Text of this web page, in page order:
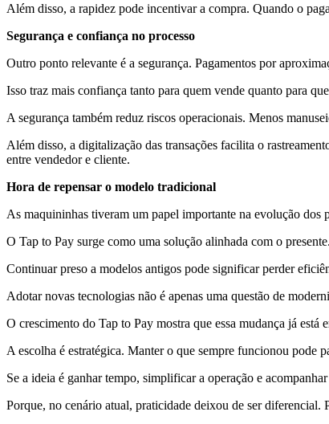
Além disso, a rapidez pode incentivar a compra. Quando o
Segurança e confiança no processo
Outro ponto relevante é a segurança. Pagamentos por
Isso traz mais confiança tanto para quem vende quanto para
A segurança também reduz riscos operacionais. Menos
Além disso, a digitalização das transações facilita o
entre vendedor e cliente.
Hora de repensar o modelo tradicional
As maquininhas tiveram um papel importante na evolução dos
O Tap to Pay surge como uma solução alinhada com o
Continuar preso a modelos antigos pode significar perder
Adotar novas tecnologias não é apenas uma questão de
O crescimento do Tap to Pay mostra que essa mudança já
A escolha é estratégica. Manter o que sempre funcionou pode
Se a ideia é ganhar tempo, simplificar a operação e
Porque, no cenário atual, praticidade deixou de ser diferencial.